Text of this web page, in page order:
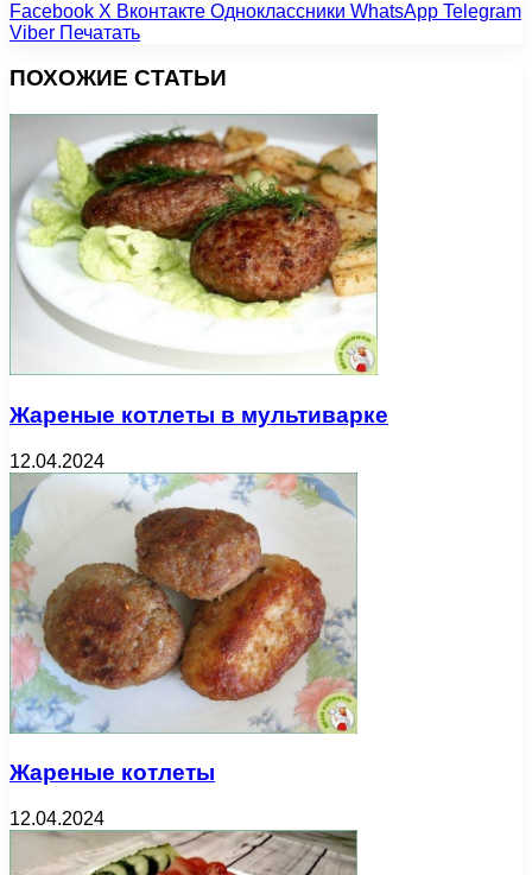
Facebook X Вконтакте Одноклассники WhatsApp Telegram
Viber Печатать
ПОХОЖИЕ СТАТЬИ
Жареные котлеты в мультиварке
12.04.2024
Жареные котлеты
12.04.2024